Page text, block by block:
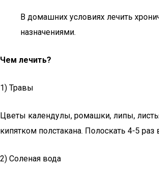
В домашних условиях лечить
назначениями.
Чем лечить?
1) Травы
Цветы календулы, ромашки, липы,
кипятком полстакана. Полоскать 4-5 раз
2) Соленая вода